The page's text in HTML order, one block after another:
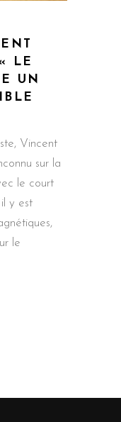
LE
UN
Vincent
sur la
le court
y est
le